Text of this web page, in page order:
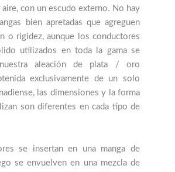
aire, con un escudo externo. No hay
bien apretadas que agreguen
o rigidez, aunque los conductores
utilizados en toda la gama se
aleación de plata / oro
exclusivamente de un solo
las dimensiones y la forma
son diferentes en cada tipo de
se insertan en una manga de
se envuelven en una mezcla de